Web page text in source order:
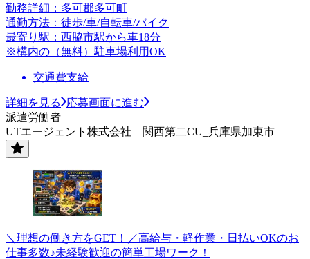
勤務詳細：多可郡多可町
通勤方法：徒歩/車/自転車/バイク
最寄り駅：西脇市駅から車18分
※構内の（無料）駐車場利用OK
交通費支給
詳細を見る
応募画面に進む
派遣労働者
UTエージェント株式会社 関西第二CU_兵庫県加東市
＼理想の働き方をGET！／高給与・軽作業・日払いOKのお
仕事多数♪未経験歓迎の簡単工場ワーク！